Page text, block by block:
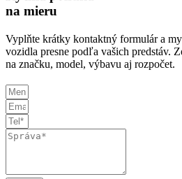
na mieru
Vyplňte krátky kontaktný formulár a
vozidla presne podľa vašich predstáv.
na značku, model, výbavu aj rozpočet.